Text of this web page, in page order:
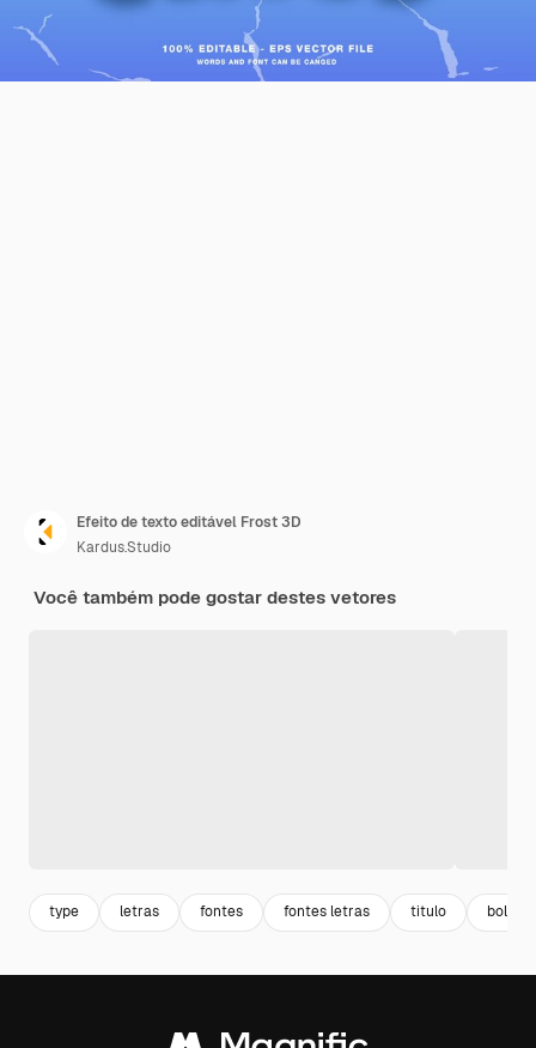
Efeito de texto editável Frost 3D
Kardus.Studio
Você também pode gostar destes vetores
type letras fontes fontes letras titulo bold